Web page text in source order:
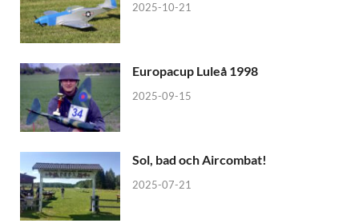
2025-10-21
Europacup Luleå 1998
2025-09-15
Sol, bad och Aircombat!
2025-07-21